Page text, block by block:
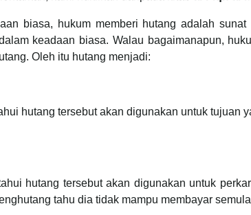
biasa, hukum memberi hutang adalah sunat
keadaan biasa. Walau bagaimanapun,
Oleh itu hutang menjadi:
hutang tersebut akan digunakan untuk tujuan
hutang tersebut akan digunakan untuk
tahu dia tidak mampu membayar